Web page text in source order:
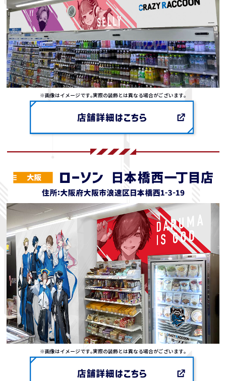
※画像はイメージです｡実際の装飾とは異なる場合がございます｡
※画像はイメージです｡実際の装飾とは異なる場合がございます｡